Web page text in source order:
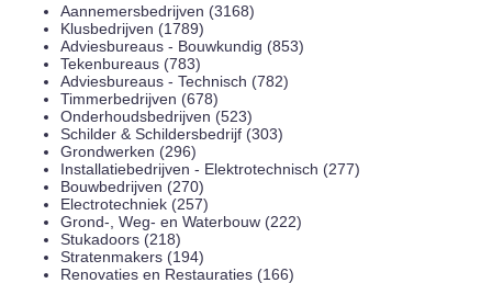
Aannemersbedrijven (3168)
Klusbedrijven (1789)
Adviesbureaus - Bouwkundig (853)
Tekenbureaus (783)
Adviesbureaus - Technisch (782)
Timmerbedrijven (678)
Onderhoudsbedrijven (523)
Schilder & Schildersbedrijf (303)
Grondwerken (296)
Installatiebedrijven - Elektrotechnisch (277)
Bouwbedrijven (270)
Electrotechniek (257)
Grond-, Weg- en Waterbouw (222)
Stukadoors (218)
Stratenmakers (194)
Renovaties en Restauraties (166)